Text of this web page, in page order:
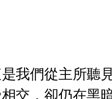
我們從主所聽
交，卻仍在黑